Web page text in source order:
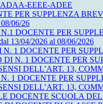
ADAA-EEEE-ADEE
PER SUPPLENZA
06/26
DOCENTE PER
13/04/2026 al 08/06/2026
1 DOCENTE PER
N. 1 DOCENTE PER
DELL’ART. 13,
1 DOCENTE PER
DELL’ART. 13,
DOCENTE SCUOLA